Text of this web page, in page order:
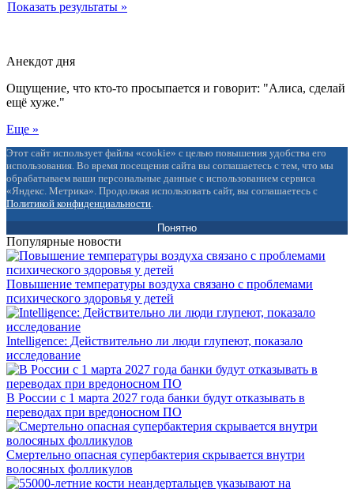
Показать результаты »
Анекдот дня
Ощущение, что кто-то просыпается и говорит: "Алиса, сделай
ещё хуже."
Еще »
Этот сайт использует файлы «cookie» с целью повышения удобства его
использования. Во время посещения сайта вы соглашаетесь с тем, что мы
обрабатываем ваши персональные данные с использованием сервиса
«Яндекс. Метрика». Продолжая использовать сайт, вы соглашаетесь с
Политикой конфиденциальности.
Понятно
Популярные новости
Повышение температуры воздуха связано с проблемами
психического здоровья у детей
Intelligence: Действительно ли люди глупеют, показало
исследование
В России с 1 марта 2027 года банки будут отказывать в
переводах при вредоносном ПО
Смертельно опасная супербактерия скрывается внутри
волосяных фолликулов